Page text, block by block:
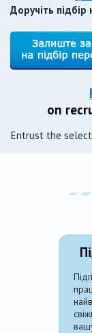
Доручіть
on
Entrust the